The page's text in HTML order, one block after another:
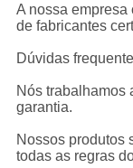
A nossa
de fabricantes
Dúvidas
Nós trabalhamos
garantia.
Nossos produtos
todas as regras